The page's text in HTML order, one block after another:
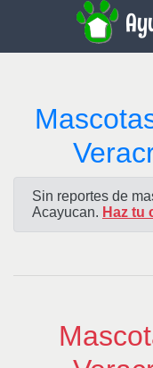
Sin reportes de
Acayucan. Haz tu